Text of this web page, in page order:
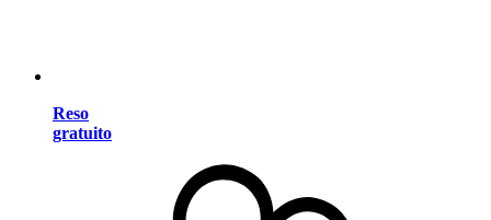
Reso
gratuito